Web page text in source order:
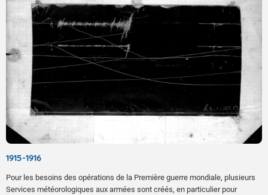
1915-1916
Pour les besoins des opérations de la Première guerre mondiale, plusieurs
Services météorologiques aux armées sont créés, en particulier pour